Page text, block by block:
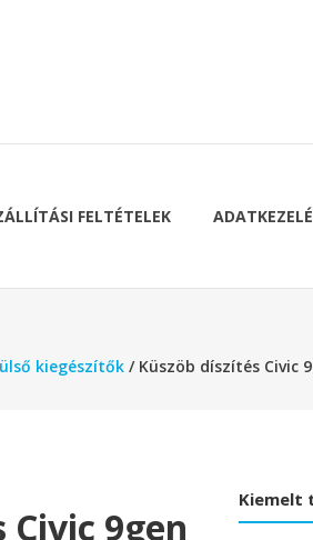
FELTÉTELEK
kiegészítők/ Küszöb díszítés Civic
Civic 9gen
Kiemelt